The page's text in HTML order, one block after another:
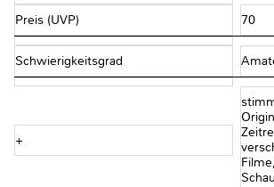
Preis (UVP) 70
Schwierigkeitsgrad
+